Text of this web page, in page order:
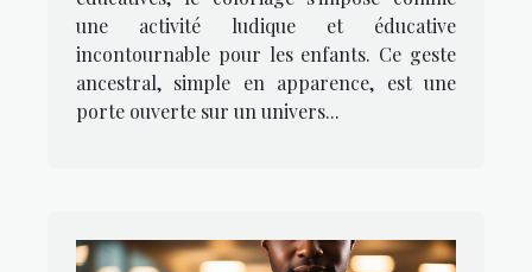
une activité ludique et éducative
incontournable pour les enfants. Ce geste
ancestral, simple en apparence, est une
porte ouverte sur un univers...